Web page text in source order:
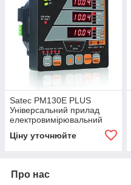
Satec PM130E PLUS
Універсальний прилад
електровимірювальний
miroteks.info@gmail.com
Ціну уточнюйте
Про нас